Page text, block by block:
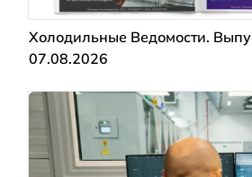
Холодильные Ведомости.
07.08.2026